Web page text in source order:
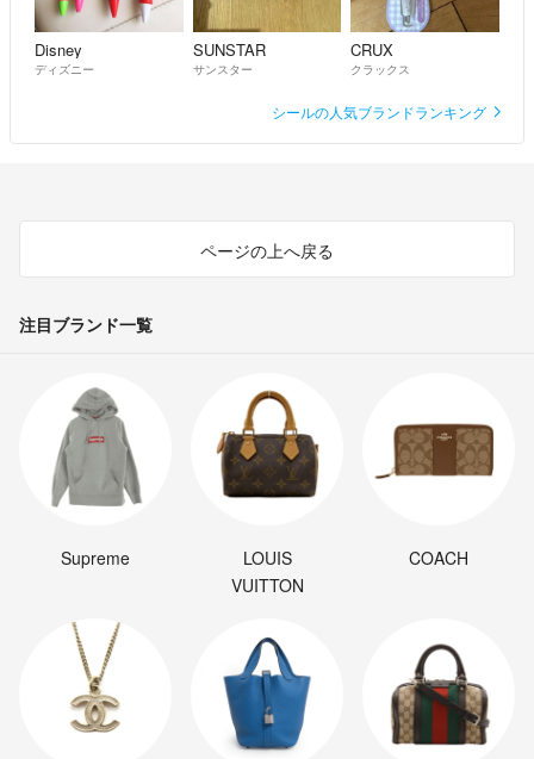
Disney
ディズニー
SUNSTAR
サンスター
CRUX
クラックス
シールの人気ブランドランキング
ページの上へ戻る
注目ブランド一覧
Supreme
LOUIS
VUITTON
COACH